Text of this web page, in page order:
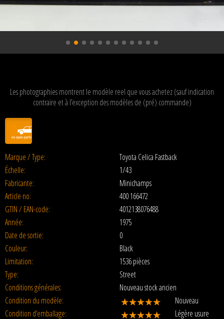
Les photographies montrent le modèle reel que vous achetez (sauf indication
contraire et à l’exception des modèles de (pré) commande)
Marque / Type:
Toyota Celica Fastback
Échelle:
1/43
Fabricante:
Minichamps
Article no:
400 166472
GTIN / EAN-code:
4012138076488
Année:
1975
Date de sortie:
0
Couleur:
Black
Limitation:
1536 pièces
Type:
Street
Conditions générales:
Nouveau stock ancien
Condition du modèle:
Nouveau
Condition d’emballage:
Légère usure